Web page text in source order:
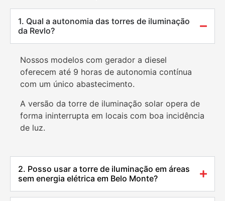
1. Qual a autonomia das torres de iluminação
da Revlo?
Nossos modelos com gerador a diesel
oferecem até 9 horas de autonomia contínua
com um único abastecimento.
A versão da torre de iluminação solar opera de
forma ininterrupta em locais com boa incidência
de luz.
2. Posso usar a torre de iluminação em áreas
sem energia elétrica em Belo Monte?